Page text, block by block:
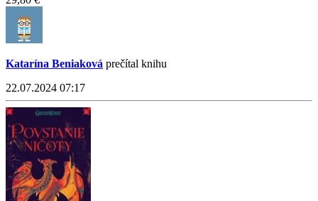
Katarína Beniaková prečítal knihu
22.07.2024 07:17